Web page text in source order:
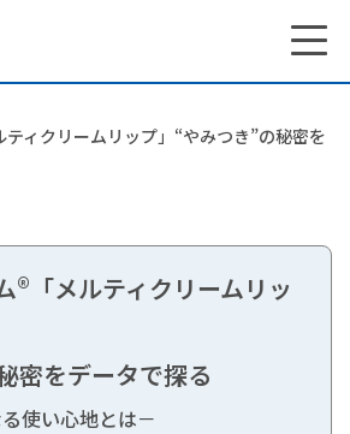
ィクリームリップ」“やみつき”の秘密を
®「メルティクリームリッ
密をデータで探る
使い心地とは－